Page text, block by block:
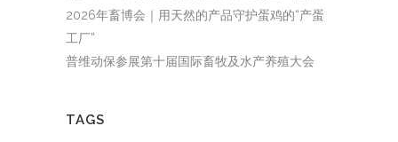
2026年畜博会｜用天然的产品守护蛋鸡的“产蛋
工厂”
普维动保参展第十届国际畜牧及水产养殖大会
TAGS